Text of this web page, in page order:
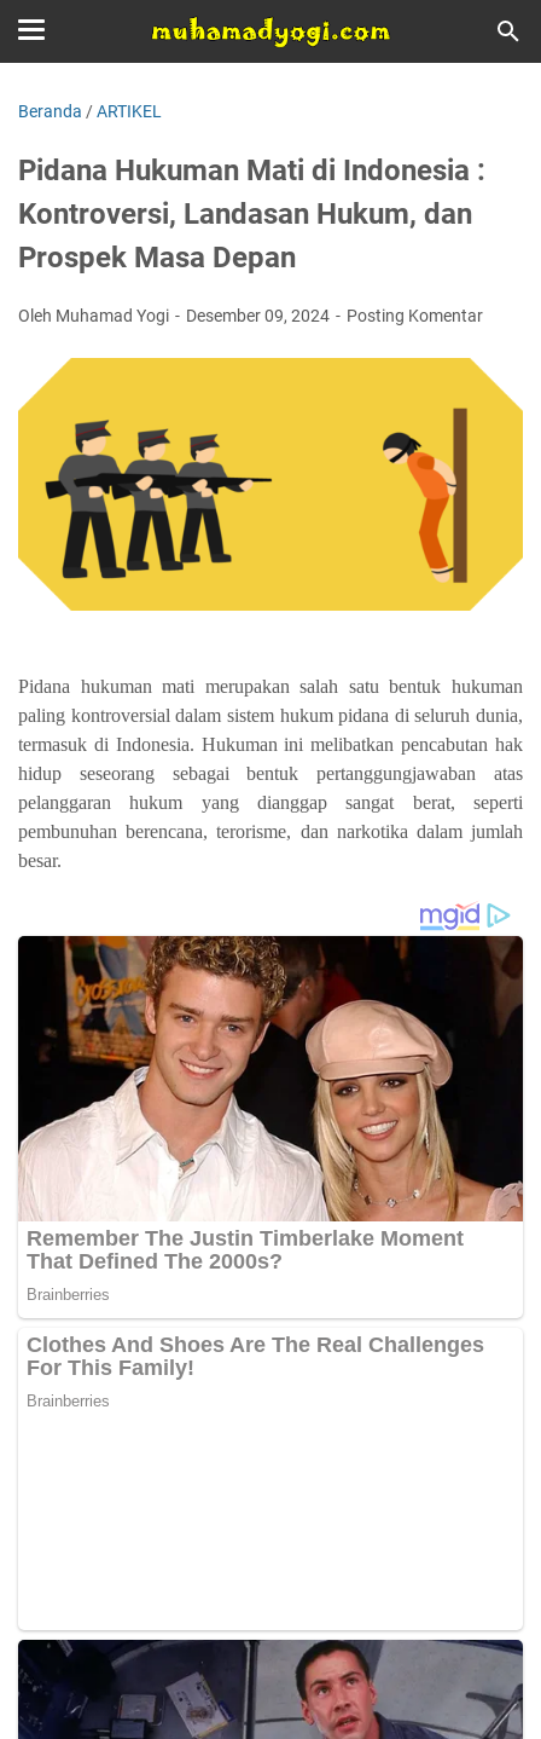
Beranda /ARTIKEL
Pidana Hukuman Mati di Indonesia :
Kontroversi, Landasan Hukum, dan
Prospek Masa Depan
Oleh Muhamad Yogi Desember 09, 2024 Posting Komentar
Pidana hukuman mati merupakan salah satu bentuk hukuman
paling kontroversial dalam sistem hukum pidana di seluruh dunia,
termasuk di Indonesia. Hukuman ini melibatkan pencabutan hak
hidup seseorang sebagai bentuk pertanggungjawaban atas
pelanggaran hukum yang dianggap sangat berat, seperti
pembunuhan berencana, terorisme, dan narkotika dalam jumlah
besar.